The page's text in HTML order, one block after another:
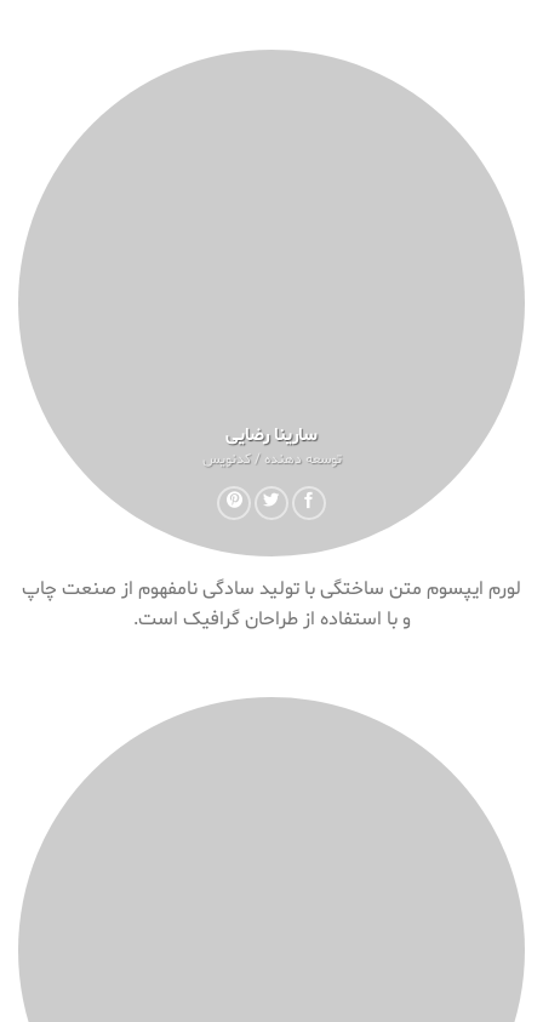
سارینا رضایی
توسعه دهنده / کدنویس
لورم ایپسوم متن ساختگی با تولید سادگی نامفهوم از صنعت چاپ
و با استفاده از طراحان گرافیک است.